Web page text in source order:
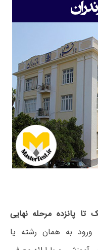
تا پانزده مرحله نهایی
ورود به همان رشته یا